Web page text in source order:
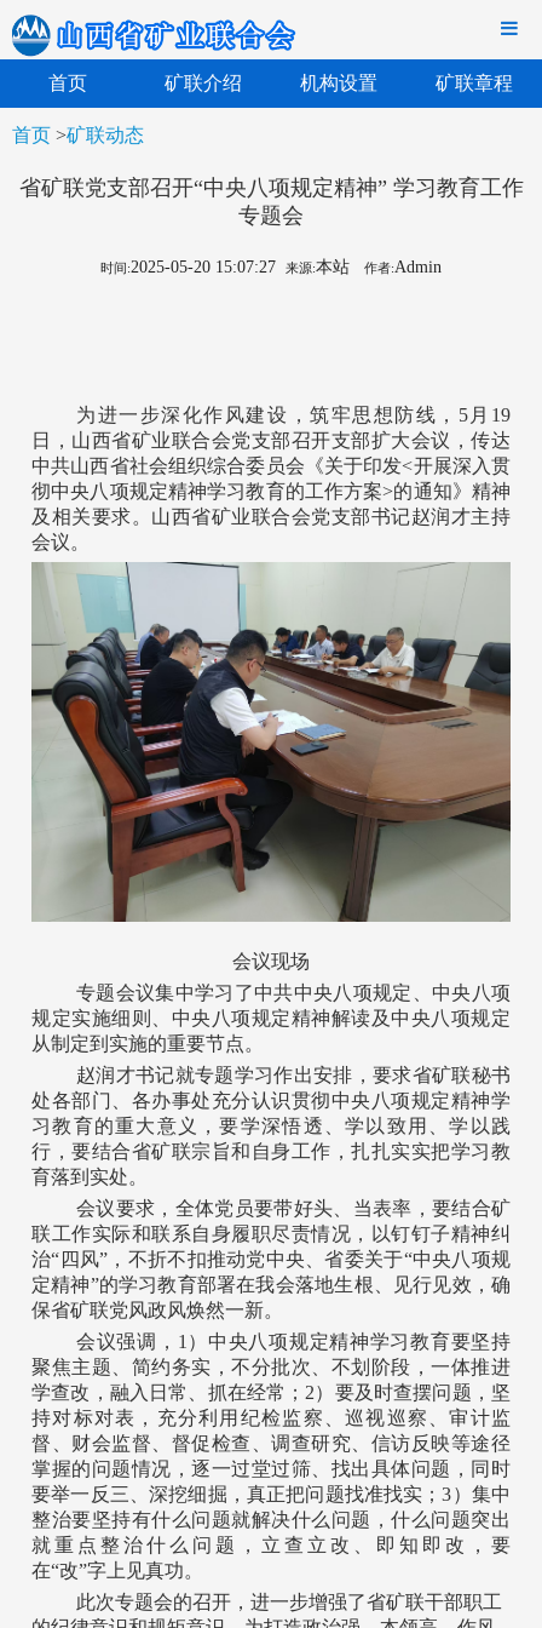
首页 矿联介绍 机构设置 矿联章程
首页 >矿联动态
省矿联党支部召开“中央八项规定精神” 学习教育工作
专题会
时间:2025-05-20 15:07:27 来源:本站 作者:Admin
为进一步深化作风建设，筑牢思想防线，5月19
日，山西省矿业联合会党支部召开支部扩大会议，传达
中共山西省社会组织综合委员会《关于印发<开展深入贯
彻中央八项规定精神学习教育的工作方案>的通知》精神
及相关要求。山西省矿业联合会党支部书记赵润才主持
会议。
会议现场
专题会议集中学习了中共中央八项规定、 中央八项
规定实施细则、 中央八项规定精神解读及 中央八项规定
从制定到实施的重要节点。
赵润才书记就专题学习作出安排，要求省矿联秘书
处各部门、各办事处充分认识贯彻中央八项规定精神学
习教育的重大意义，要学深悟透、学以致用、学以践
行，要结合省矿联宗旨和自身工作，扎扎实实把学习教
育落到实处。
会议要求，全体党员要带好头、当表率，要结合矿
联工作实际和联系自身履职尽责情况，以钉钉子精神纠
治“四风”，不折不扣推动党中央、省委关于“中央八项规
定精神”的学习教育部署在我会落地生根、见行见效，确
保省矿联党风政风焕然一新。
会议强调，1）中央八项规定精神学习教育要坚持
聚焦主题、简约务实，不分批次、不划阶段，一体推进
学查改，融入日常、抓在经常；2）要及时查摆问题，坚
持对标对表，充分利用纪检监察、巡视巡察、审计监
督、财会监督、督促检查、调查研究、信访反映等途径
掌握的问题情况，逐一过堂过筛、找出具体问题，同时
要举一反三、深挖细掘，真正把问题找准找实；3）集中
整治要坚持有什么问题就解决什么问题，什么问题突出
就重点整治什么问题，立查立改、即知即改，要
在“改”字上见真功。
此次专题会的召开，进一步增强了省矿联干部职工